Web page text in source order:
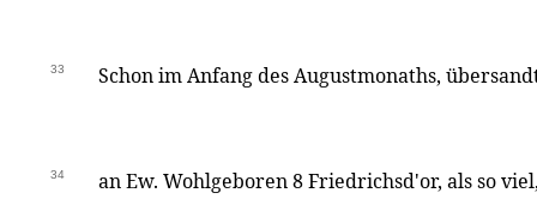
33 Schon im Anfang des Augustmonaths,
34 an Ew. Wohlgeboren 8 Friedrichsd'or, als so